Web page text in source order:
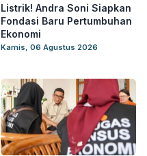
Listrik! Andra Soni Siapkan
Fondasi Baru Pertumbuhan
Ekonomi
Kamis, 06 Agustus 2026